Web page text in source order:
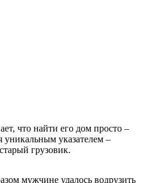
что найти его дом просто –
уникальным указателем –
грузовик.
мужчине удалось водрузить